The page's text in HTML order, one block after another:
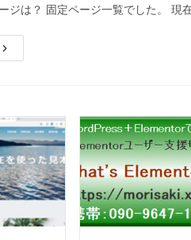
ジは？ 固定ページ一覧でした。 現